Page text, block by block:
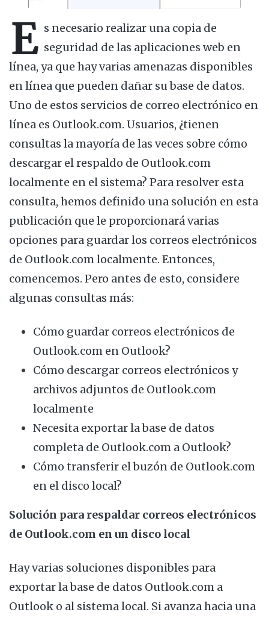
E s necesario realizar una copia de
seguridad de las aplicaciones web en
línea, ya que hay varias amenazas disponibles
en línea que pueden dañar su base de datos.
Uno de estos servicios de correo electrónico en
línea es Outlook.com. Usuarios, ¿tienen
consultas la mayoría de las veces sobre cómo
descargar el respaldo de Outlook.com
localmente en el sistema? Para resolver esta
consulta, hemos definido una solución en esta
publicación que le proporcionará varias
opciones para guardar los correos electrónicos
de Outlook.com localmente. Entonces,
comencemos. Pero antes de esto, considere
algunas consultas más:
Cómo guardar correos electrónicos de
Outlook.com en Outlook?
Cómo descargar correos electrónicos y
archivos adjuntos de Outlook.com
localmente
Necesita exportar la base de datos
completa de Outlook.com a Outlook?
Cómo transferir el buzón de Outlook.com
en el disco local?
Solución para respaldar correos electrónicos
de Outlook.com en un disco local
Hay varias soluciones disponibles para
exportar la base de datos Outlook.com a
Outlook o al sistema local. Si avanza hacia una